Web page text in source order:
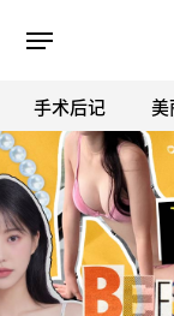
ESC 버
手术后记 美